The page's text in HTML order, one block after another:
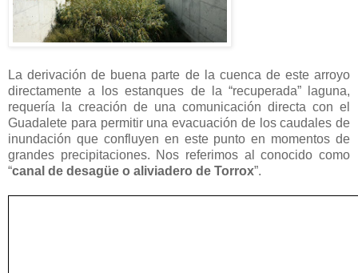
La derivación de buena parte de la cuenca de este arroyo
directamente a los estanques de la “recuperada” laguna,
requería la creación de una comunicación directa con el
Guadalete para permitir una evacuación de los caudales de
inundación que confluyen en este punto en momentos de
grandes precipitaciones. Nos referimos al conocido como
“canal de desagüe o aliviadero de Torrox”.